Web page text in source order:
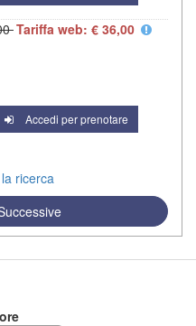
Tariffa web: € 36,00
Accedi per prenotare
ricerca